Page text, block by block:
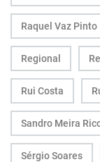
Raquel Vaz Pinto
Regional
Rui Costa
Sandro Meira
Sérgio Soares